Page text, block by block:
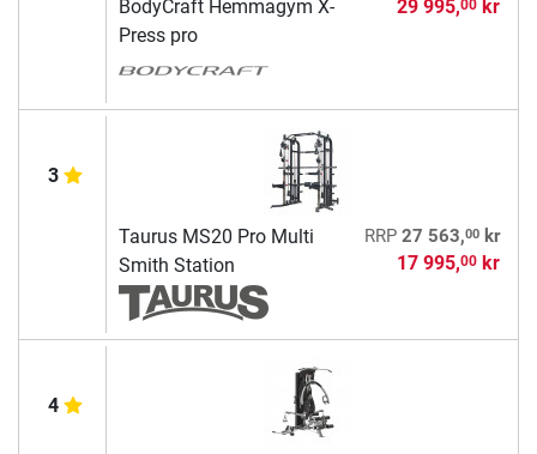
BodyCraft Hemmagym X-
Press pro
29 995,00kr
3
Taurus MS20 Pro Multi
Smith Station
RRP 27 563,00kr
17 995,00kr
4